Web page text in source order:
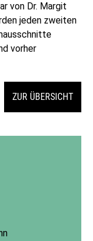
von Dr. Margit
jeden zweiten
vorher
ZUR ÜBERSICHT